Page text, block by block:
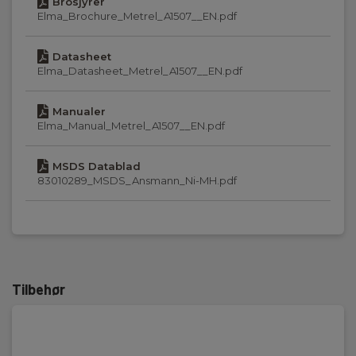
13x7x20cm
600g
Elma_Brochure_Metrel_A1507__EN.pdf
Datasheet
Elma_Datasheet_Metrel_A1507__EN.pdf
Manualer
Elma_Manual_Metrel_A1507__EN.pdf
MSDS Datablad
83010289_MSDS_Ansmann_Ni-MH.pdf
Tilbehør